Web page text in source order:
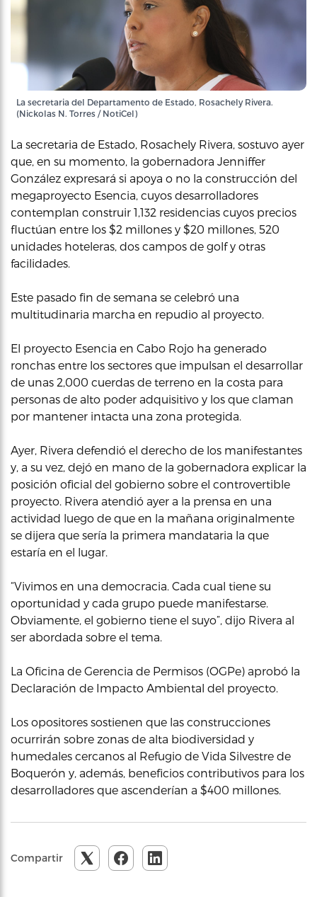
La secretaria del Departamento de Estado, Rosachely Rivera.
(Nickolas N. Torres / NotiCel)
La secretaria de Estado, Rosachely Rivera, sostuvo ayer
que, en su momento, la gobernadora Jenniffer
González expresará si apoya o no la construcción del
megaproyecto Esencia, cuyos desarrolladores
contemplan construir 1,132 residencias cuyos precios
fluctúan entre los $2 millones y $20 millones, 520
unidades hoteleras, dos campos de golf y otras
facilidades.
Este pasado fin de semana se celebró una
multitudinaria marcha en repudio al proyecto.
El proyecto Esencia en Cabo Rojo ha generado
ronchas entre los sectores que impulsan el desarrollar
de unas 2,000 cuerdas de terreno en la costa para
personas de alto poder adquisitivo y los que claman
por mantener intacta una zona protegida.
Ayer, Rivera defendió el derecho de los manifestantes
y, a su vez, dejó en mano de la gobernadora explicar la
posición oficial del gobierno sobre el controvertible
proyecto. Rivera atendió ayer a la prensa en una
actividad luego de que en la mañana originalmente
se dijera que sería la primera mandataria la que
estaría en el lugar.
“Vivimos en una democracia. Cada cual tiene su
oportunidad y cada grupo puede manifestarse.
Obviamente, el gobierno tiene el suyo”, dijo Rivera al
ser abordada sobre el tema.
La Oficina de Gerencia de Permisos (OGPe) aprobó la
Declaración de Impacto Ambiental del proyecto.
Los opositores sostienen que las construcciones
ocurrirán sobre zonas de alta biodiversidad y
humedales cercanos al Refugio de Vida Silvestre de
Boquerón y, además, beneficios contributivos para los
desarrolladores que ascenderían a $400 millones.
Compartir